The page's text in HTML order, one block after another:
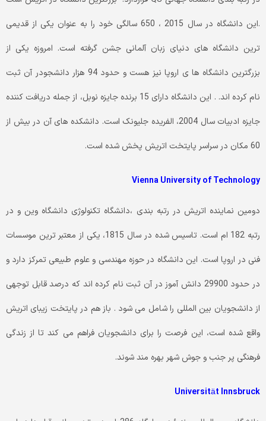
.این دانشگاه در سال 2015 ، 650 سالگی خود را به عنوان یکی از قدیمی
ترین دانشگاه های دنیای زبان آلمانی جشن گرفته است. امروزه یکی از
بزرگترین دانشگاه ها ی اروپا نیز هست و حدود 94 هزار دانشجودر آن ثبت
نام کرده اند. . این دانشگاه دارای 15 برنده جایزه نوبل، از جمله دریافت کننده
جایزه ادبیات سال 2004، الفریده جلیونک است. دانشکده های آن در بیش از
60 مکان در سراسر پایتخت اتریش پخش شده است.
Vienna University of Technology
دومین نماینده اتریش در رتبه بندی ،دانشگاه تکنولوژی دانشگاه وین و در
رتبه 182 ام است. تاسیس شده در سال 1815، یکی از معتبر ترین موسسات
فنی در اروپا است. این دانشگاه در حوزه مهندسی و علوم طبیعی تمرکز دارد و
در حدود 29900 دانش آموز در آن ثبت نام کرده اند که درصد قابل توجهی
از دانشجویان بین المللی را شامل می شود . باز هم در پایتخت زیبای اتریش
واقع شده است، این فرصت را برای دانشجویان فراهم می کند تا از زندگی
فرهنگی پر جنب و جوش شهر بهره مند شوند.
Universität Innsbruck